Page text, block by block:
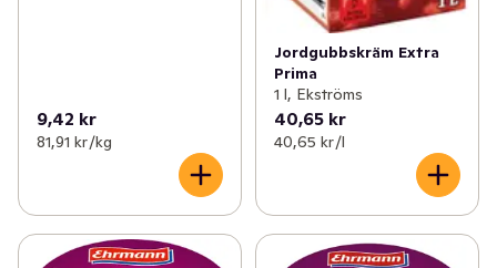
9,42 kr
81,91 kr /kg
Jordgubbskräm Extra
Prima
1 l, Ekströms
40,65 kr
40,65 kr /l